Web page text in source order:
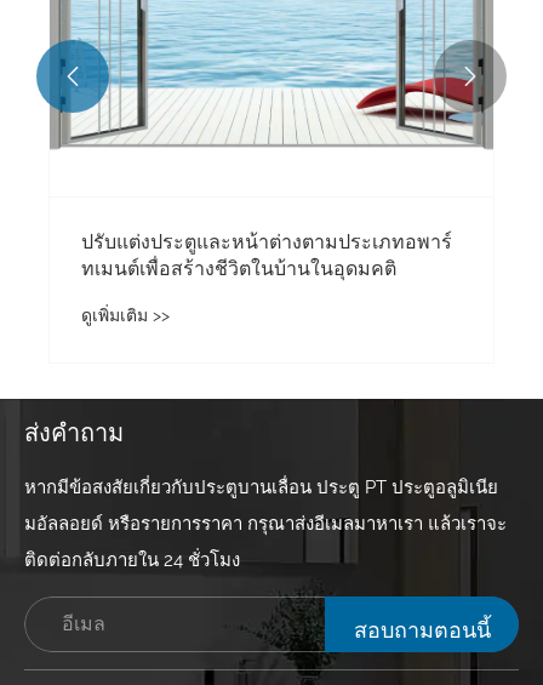
อะไรทำให้ประตู PD ค่อยๆครองส
ตกแต่ง?
 
ส่งคำถาม
หากมีข้อสงสัยเกี่ยวกับประตูบานเลื่อน ประตู PT ประตูอลูมิเนีย
มอัลลอยด์ หรือรายการราคา กรุณาส่งอีเมลมาหาเรา แล้วเราจะ
ติดต่อกลับภายใน 24 ชั่วโมง
สอบถามตอนนี้